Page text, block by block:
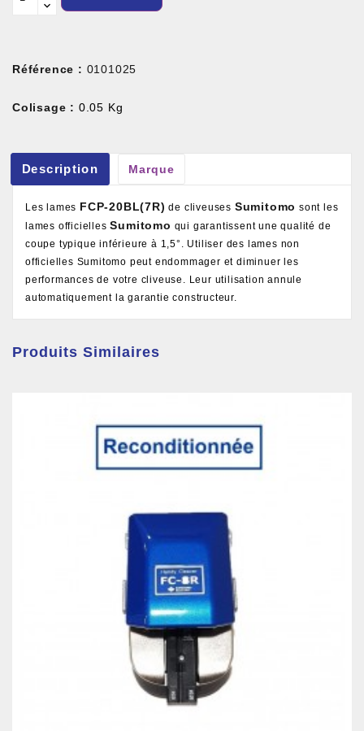
Référence : 0101025
Colisage : 0.05 Kg
Description Marque
Les lames FCP-20BL(7R) de cliveuses Sumitomo sont les
lames officiellesSumitomo qui garantissent une qualité de
coupe typique inférieure à 1,5°. Utiliser des lames non
officielles Sumitomo peut endommager et diminuer les
performances de votre cliveuse. Leur utilisation annule
automatiquement la garantie constructeur.
Produits Similaires